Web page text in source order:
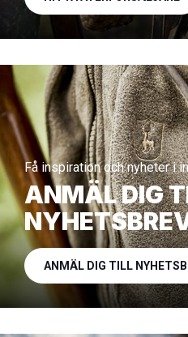
Få inspiration och nyheter i
ANMÄL DIG
ANMÄL DIG TILL